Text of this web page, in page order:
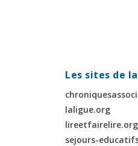
Les sites de
laligue.org
lireetfairelire.org
sejours-